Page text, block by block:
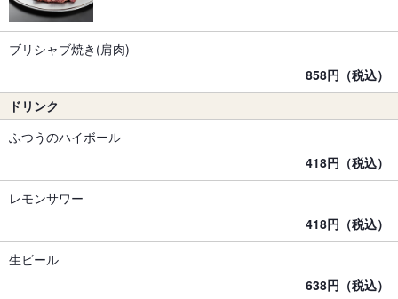
ブリシャブ焼き(肩肉)
858円（税込）
ドリンク
ふつうのハイボール
418円（税込）
レモンサワー
418円（税込）
生ビール
638円（税込）